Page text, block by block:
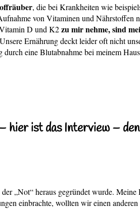
, die bei Krankheiten wie
von Vitaminen und Nährstoffen
Vitamin D und K2zu mir nehme, sind
Ernährung deckt leider oft nicht
eine Blutabnahme bei meinem
ist das Interview –
„Not“ heraus gegründet wurde.
einbrachte, wollten wir einen